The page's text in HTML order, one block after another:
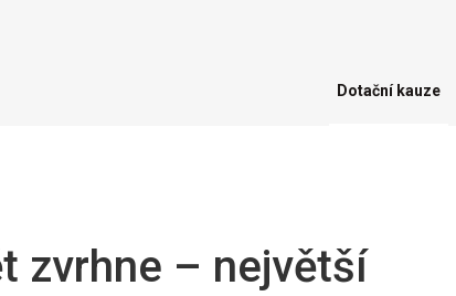
Dotační kauze
zvrhne – největší